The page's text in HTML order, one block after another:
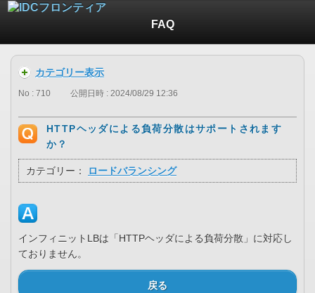
FAQ
カテゴリー表示
No : 710 公開日時 : 2024/08/29 12:36
HTTPヘッダによる負荷分散はサポートされます
か？
カテゴリー： ロードバランシング
インフィニットLBは「HTTPヘッダによる負荷分散」に対応し
ておりません。
戻る